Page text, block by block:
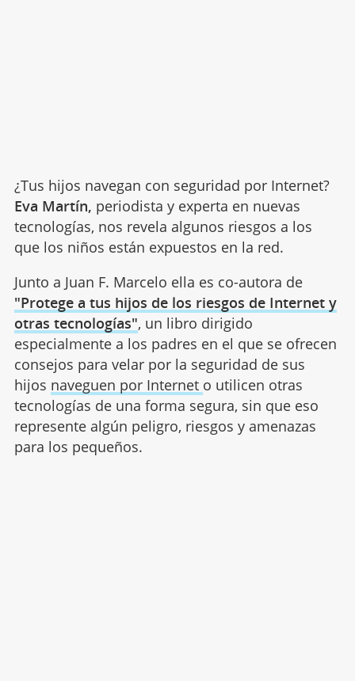
¿Tus hijos navegan con seguridad por Internet?
Eva Martín, periodista y experta en nuevas
tecnologías, nos revela algunos riesgos a los
que los niños están expuestos en la red.
Junto a Juan F. Marcelo ella es co-autora de
"Protege a tus hijos de los riesgos de Internet y
otras tecnologías", un libro dirigido
especialmente a los padres en el que se ofrecen
consejos para velar por la seguridad de sus
hijos naveguen por Internet o utilicen otras
tecnologías de una forma segura, sin que eso
represente algún peligro, riesgos y amenazas
para los pequeños.